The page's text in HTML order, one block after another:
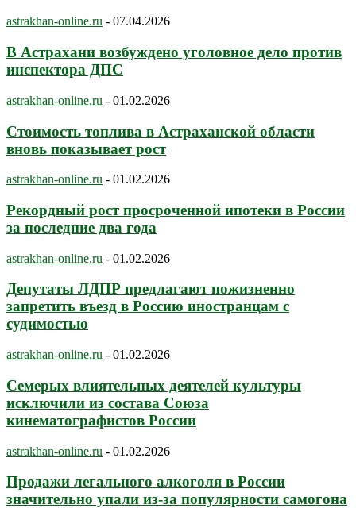
astrakhan-online.ru - 07.04.2026
В Астрахани возбуждено уголовное дело против
инспектора ДПС
astrakhan-online.ru - 01.02.2026
Стоимость топлива в Астраханской области
вновь показывает рост
astrakhan-online.ru - 01.02.2026
Рекордный рост просроченной ипотеки в России
за последние два года
astrakhan-online.ru - 01.02.2026
Депутаты ЛДПР предлагают пожизненно
запретить въезд в Россию иностранцам с
судимостью
astrakhan-online.ru - 01.02.2026
Семерых влиятельных деятелей культуры
исключили из состава Союза
кинематографистов России
astrakhan-online.ru - 01.02.2026
Продажи легального алкоголя в России
значительно упали из-за популярности самогона